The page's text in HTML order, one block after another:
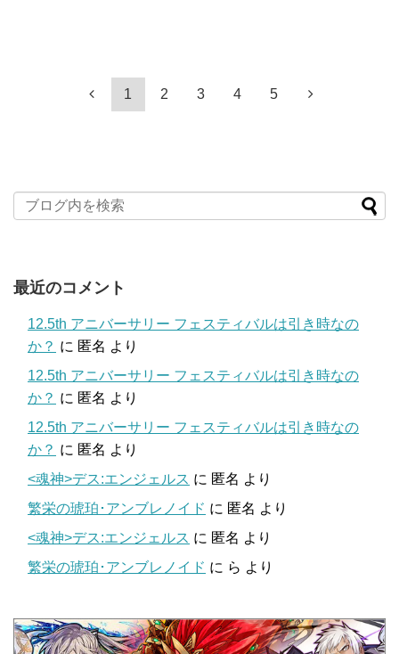
1 2 3 4 5
最近のコメント
12.5th アニバーサリー フェスティバルは引き時なの
か？ に 匿名 より
12.5th アニバーサリー フェスティバルは引き時なの
か？ に 匿名 より
12.5th アニバーサリー フェスティバルは引き時なの
か？ に 匿名 より
<魂神>デス:エンジェルス に 匿名 より
繁栄の琥珀･アンブレノイド に 匿名 より
<魂神>デス:エンジェルス に 匿名 より
繁栄の琥珀･アンブレノイド に ら より